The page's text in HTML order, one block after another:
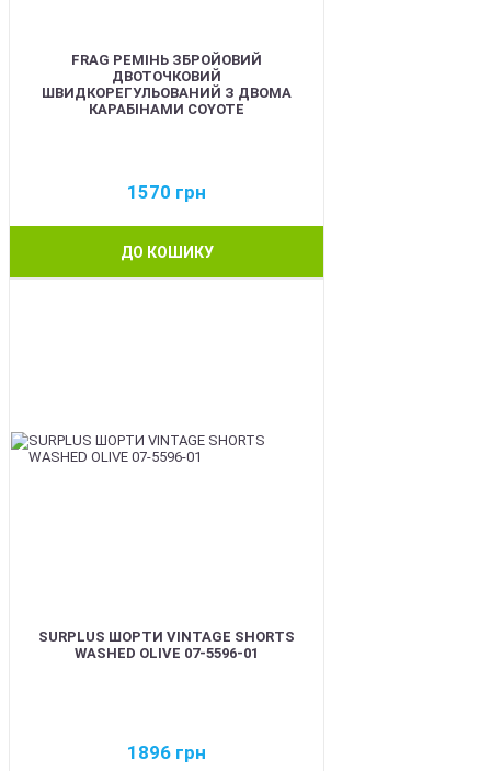
FRAG РЕМІНЬ ЗБРОЙОВИЙ
ДВОТОЧКОВИЙ
ШВИДКОРЕГУЛЬОВАНИЙ З ДВОМА
КАРАБІНАМИ COYOTE
1570 грн
ДО КОШИКУ
SURPLUS ШОРТИ VINTAGE SHORTS
WASHED OLIVE 07-5596-01
1896 грн